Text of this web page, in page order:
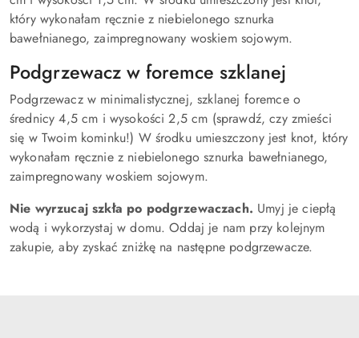
który wykonałam ręcznie z niebielonego sznurka
bawełnianego, zaimpregnowany woskiem sojowym.
Podgrzewacz w foremce szklanej
Podgrzewacz w minimalistycznej, szklanej foremce o
średnicy 4,5 cm i wysokości 2,5 cm (sprawdź, czy zmieści
się w Twoim kominku!) W środku umieszczony jest knot, który
wykonałam ręcznie z niebielonego sznurka bawełnianego,
zaimpregnowany woskiem sojowym.
Nie wyrzucaj szkła po podgrzewaczach. Umyj je ciepłą
wodą i wykorzystaj w domu. Oddaj je nam przy kolejnym
zakupie, aby zyskać zniżkę na następne podgrzewacze.